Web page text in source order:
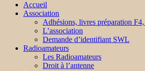
Accueil
Association
Adhésions, livres préparation
L’association
Demande d’identifiant SWL
Radioamateurs
Les Radioamateurs
Droit à l’antenne